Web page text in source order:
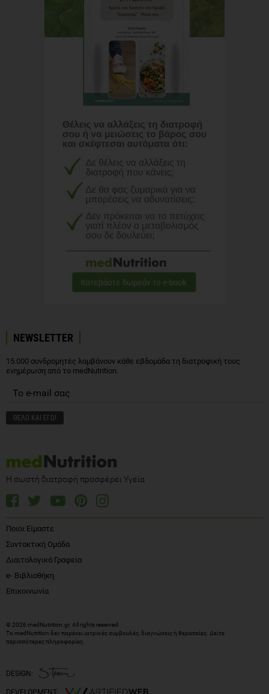
NEWSLETTER
15.000 συνδρομητές λαμβάνουν κάθε εβδομάδα τη διατροφική τους
ενημέρωση από το medNutrition.
Η σωστή διατροφή προσφέρει Υγεία
Ποιοι Είμαστε
Συντακτική Ομάδα
Διαιτολογικά Γραφεία
e- Βιβλιοθήκη
Επικοινωνία
© 2026 medNutrition.gr. All rights reserved.
Το medNutrition δεν παρέχει ιατρικές συμβουλές, διαγνώσεις ή θεραπείες. Δείτε
περισσότερες πληροφορίες
DESIGN:
DEVELOPMENT: